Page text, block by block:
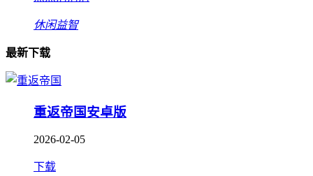
休闲益智
最新下载
重返帝国安卓版
2026-02-05
下载